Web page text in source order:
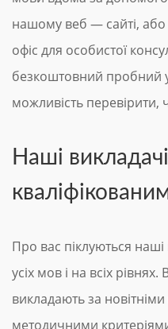
нашому веб — сайті,
офіс для особистої
безкоштовний пробний
можливість перевірити,
Наші
Про вас піклуються наші
усіх мов і на всіх
викладають за
методичними